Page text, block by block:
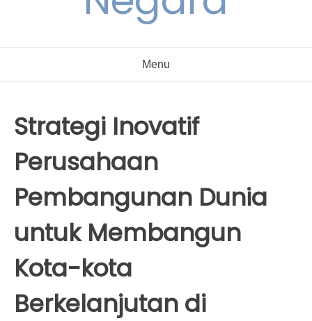
Menu
Strategi Inovatif
Perusahaan
Pembangunan Dunia
untuk Membangun
Kota-kota
Berkelanjutan di